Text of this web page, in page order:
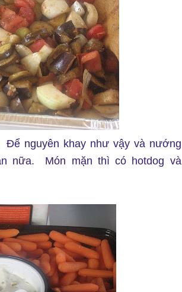
nguyên khay như vậy và nướng
nữa. Món mặn thì có hotdog và